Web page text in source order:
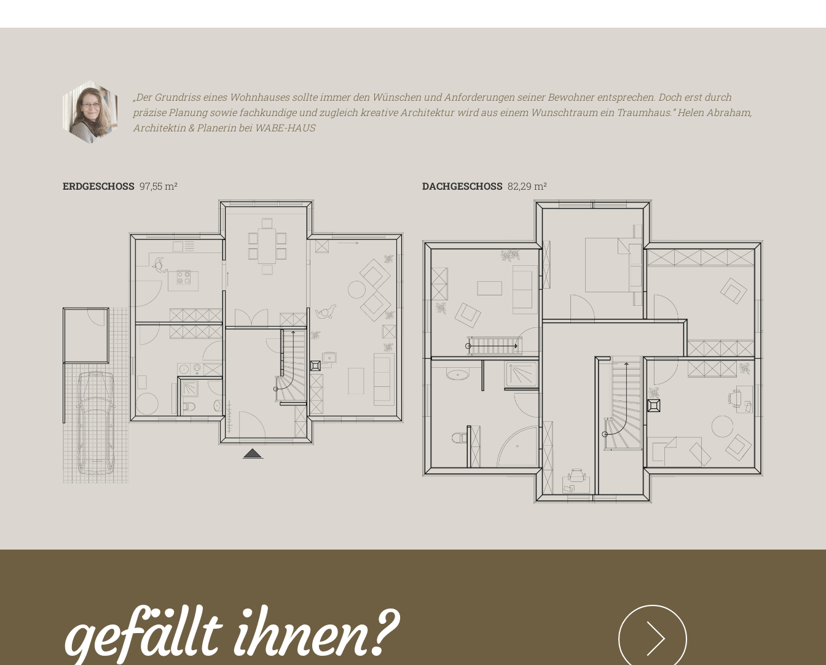
„Der Grundriss eines Wohnhauses sollte immer den Wünschen und Anforderungen seiner Bewohner entsprechen. Doch erst durch
präzise Planung sowie fachkundige und zugleich kreative Architektur wird aus einem Wunschtraum ein Traumhaus.“ Helen Abraham,
Architektin & Planerin bei WABE-HAUS
ERDGESCHOSS 97,55 m² DACHGESCHOSS 82,29 m²
gefällt ihnen?